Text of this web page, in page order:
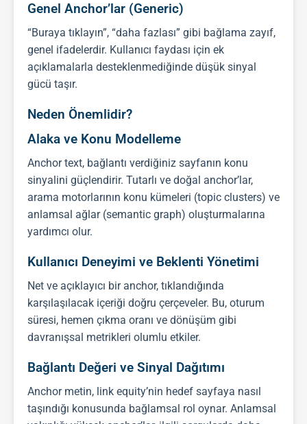
Genel Anchor’lar (Generic)
“Buraya tıklayın”, “daha fazlası” gibi bağlama zayıf,
genel ifadelerdir. Kullanıcı faydası için ek
açıklamalarla desteklenmediğinde düşük sinyal
gücü taşır.
Neden Önemlidir?
Alaka ve Konu Modelleme
Anchor text, bağlantı verdiğiniz sayfanın konu
sinyalini güçlendirir. Tutarlı ve doğal anchor’lar,
arama motorlarının konu kümeleri (topic clusters) ve
anlamsal ağlar (semantic graph) oluşturmalarına
yardımcı olur.
Kullanıcı Deneyimi ve Beklenti Yönetimi
Net ve açıklayıcı bir anchor, tıklandığında
karşılaşılacak içeriği doğru çerçeveler. Bu, oturum
süresi, hemen çıkma oranı ve dönüşüm gibi
davranışsal metrikleri olumlu etkiler.
Bağlantı Değeri ve Sinyal Dağıtımı
Anchor metin, link equity’nin hedef sayfaya nasıl
taşındığı konusunda bağlamsal rol oynar. Anlamsal